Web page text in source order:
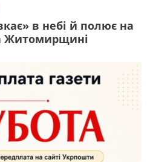
в небі й полює на
Житомирщині